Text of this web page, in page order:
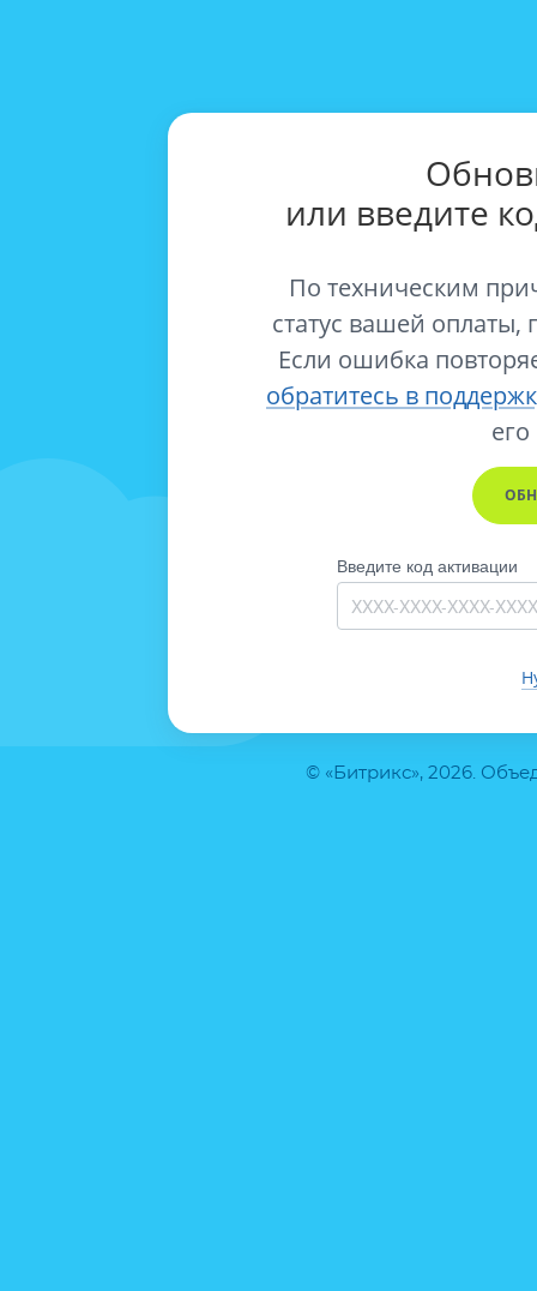
© «Битрикс», 2026.
или введите
По техническим
статус вашей оплаты,
Если ошибка
обратитесь в
его
Введите код активации